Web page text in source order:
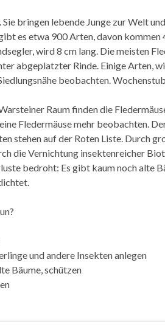
bringen lebende Junge zur Welt
es etwa 900 Arten, davon
wird 8 cm lang. Die meisten
abgeplatzter Rinde. Einige Arten,
beobachten.
Raum finden die
Fledermäuse mehr beobachten.
stehen auf der Roten Liste. Durch
die Vernichtung insektenreicher
bedroht: Es gibt kaum noch alte
und andere Insekten anlegen
Bäume, schützen